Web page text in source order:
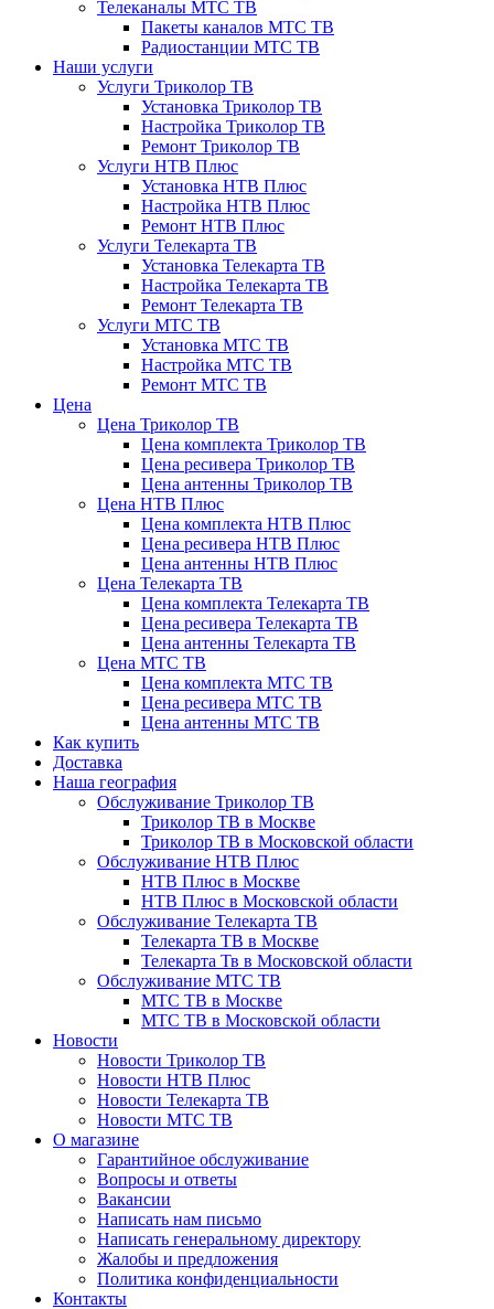
Телеканалы МТС ТВ
Пакеты каналов МТС ТВ
Радиостанции МТС ТВ
Наши услуги
Услуги Триколор ТВ
Установка Триколор ТВ
Настройка Триколор ТВ
Ремонт Триколор ТВ
Услуги НТВ Плюс
Установка НТВ Плюс
Настройка НТВ Плюс
Ремонт НТВ Плюс
Услуги Телекарта ТВ
Установка Телекарта ТВ
Настройка Телекарта ТВ
Ремонт Телекарта ТВ
Услуги МТС ТВ
Установка МТС ТВ
Настройка МТС ТВ
Ремонт МТС ТВ
Цена
Цена Триколор ТВ
Цена комплекта Триколор ТВ
Цена ресивера Триколор ТВ
Цена антенны Триколор ТВ
Цена НТВ Плюс
Цена комплекта НТВ Плюс
Цена ресивера НТВ Плюс
Цена антенны НТВ Плюс
Цена Телекарта ТВ
Цена комплекта Телекарта ТВ
Цена ресивера Телекарта ТВ
Цена антенны Телекарта ТВ
Цена МТС ТВ
Цена комплекта МТС ТВ
Цена ресивера МТС ТВ
Цена антенны МТС ТВ
Как купить
Доставка
Наша география
Обслуживание Триколор ТВ
Триколор ТВ в Москве
Триколор ТВ в Московской области
Обслуживание НТВ Плюс
НТВ Плюс в Москве
НТВ Плюс в Московской области
Обслуживание Телекарта ТВ
Телекарта ТВ в Москве
Телекарта Тв в Московской области
Обслуживание МТС ТВ
МТС ТВ в Москве
МТС ТВ в Московской области
Новости
Новости Триколор ТВ
Новости НТВ Плюс
Новости Телекарта ТВ
Новости МТС ТВ
О магазине
Гарантийное обслуживание
Вопросы и ответы
Вакансии
Написать нам письмо
Написать генеральному директору
Жалобы и предложения
Политика конфиденциальности
Контакты